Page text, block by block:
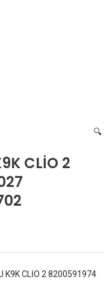
🔍
CLİO 2
K9K CLİO 2 8200591974